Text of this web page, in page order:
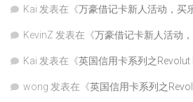
Kai 发表在《万豪借记卡新人活动，买
KevinZ 发表在《万豪借记卡新人活动
Kai 发表在《英国信用卡系列之Revolut
wong 发表在《英国信用卡系列之